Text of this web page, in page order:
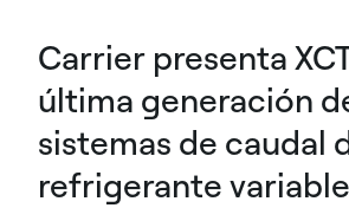
Carrier presenta
última generación
sistemas de caudal
refrigerante variable